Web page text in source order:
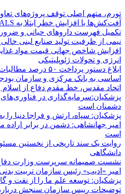
تورم، متهم اصلی توقف پروژه‌های
آفت‌کش‌ها با افزایش خطر ابتلا به ALS مرتبط هستند
تکمیل فهرست داروهای حیاتی و
نیمی از ظرفیت تولید صنایع لبنی
افزایش شاخص جهانی قیمت مواد
انرژی و تحولات ژئوپلیتیکی
ابلاغ دستور پرداخت ۵۰
اساسی به بانک مرکزی و سازمان
اتحاد مقدس، خط مقدم دفاع از
پزشکیان:سرمایه‌گذاری در
دشمنان است
پزشکیان: سپاه، ارتش و فراجا دنیا را
امیر جهانشاهی: دشمن در برابر اراده
است
روایت یک سند تاریخی از نخستین
دانشگاهی
نشست صمیمانه سرپرست وزارت
امیر «ادیب» رئیس سازمان تربیت
پزشکیان: توسعه علم ما را از نفت و